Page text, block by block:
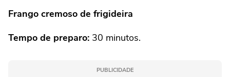
Frango cremoso de frigideira
Tempo de preparo: 30 minutos.
PUBLICIDADE